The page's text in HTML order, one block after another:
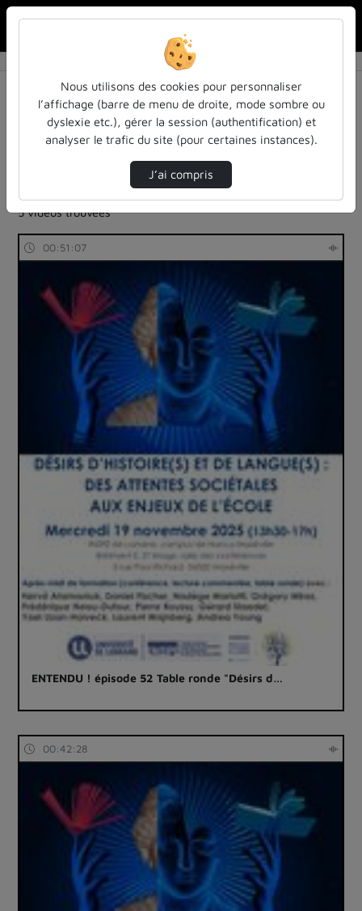
Résultats de la recherche
Filtres actifs (cliquer pour en retirer) :
Français
entendu-des-confs-a-ecouter
histoire
entendu-des-confs-a-ecouter
colloques-et-conferences
5 vidéos trouvées
00:51:07
ENTENDU ! épisode 52 Table ronde "Désirs d…
00:42:28
Nous utilisons des cookies pour personnaliser
l’affichage (barre de menu de droite, mode sombre ou
dyslexie etc.), gérer la session (authentification) et
analyser le trafic du site (pour certaines instances).
J’ai compris